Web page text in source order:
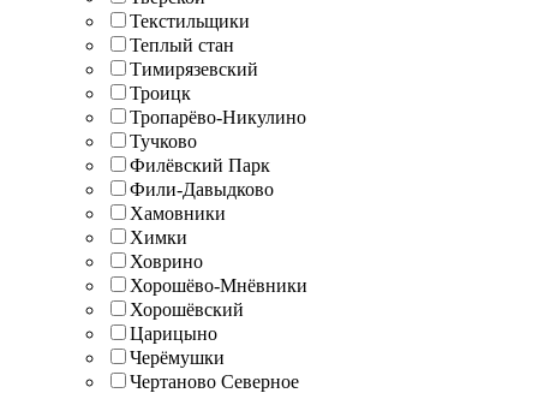
Текстильщики
Теплый стан
Тимирязевский
Троицк
Тропарёво-Никулино
Тучково
Филёвский Парк
Фили-Давыдково
Хамовники
Химки
Ховрино
Хорошёво-Мнёвники
Хорошёвский
Царицыно
Черёмушки
Чертаново Северное